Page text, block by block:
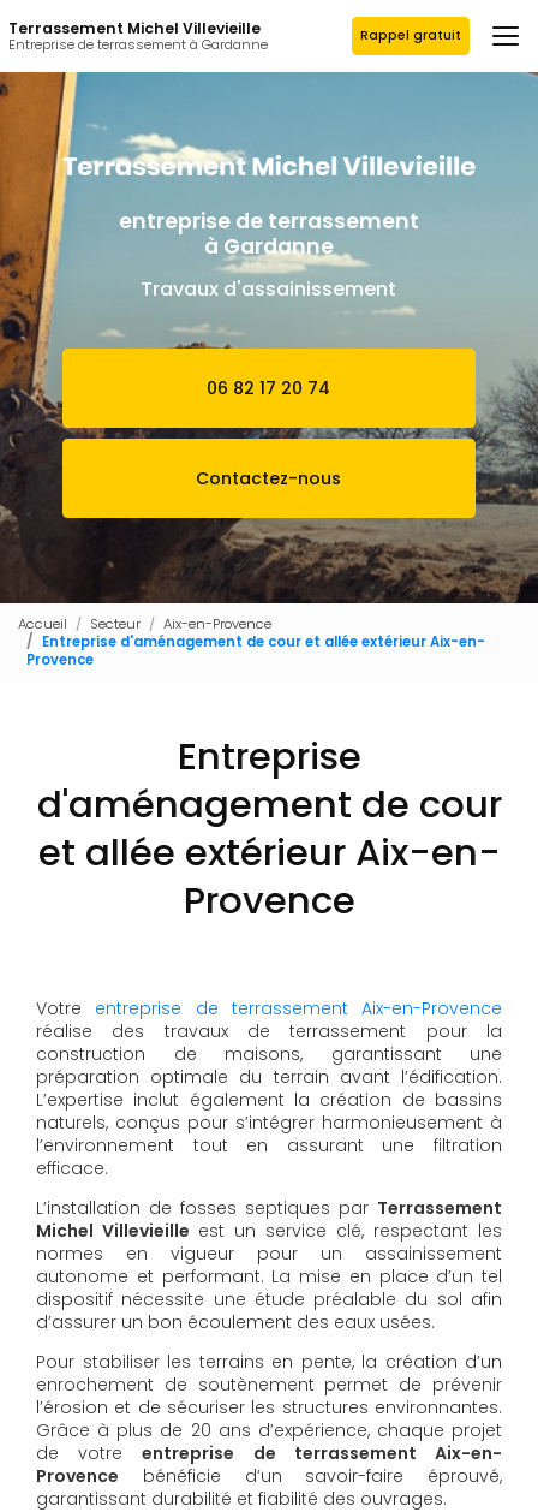
au
contenu
principal
Terrassement Michel Villevieille
Entreprise de terrassement à Gardanne Rappel gratuit
entreprise de terrassement
à Gardanne
Travaux d'assainissement
06 82 17 20 74
Contactez-nous
Accueil Secteur
Aix-en-Provence
Entreprise d'aménagement de cour et allée extérieur Aix-en-
Provence
Entreprise
d'aménagement de cour
et allée extérieur Aix-en-
Provence
Votre entreprise de terrassement Aix-en-Provence
réalise des travaux de terrassement pour la
construction de maisons, garantissant une
préparation optimale du terrain avant l’édification.
L’expertise inclut également la création de bassins
naturels, conçus pour s’intégrer harmonieusement à
l’environnement tout en assurant une filtration
efficace.
L’installation de fosses septiques par Terrassement
Michel Villevieille est un service clé, respectant les
normes en vigueur pour un assainissement
autonome et performant. La mise en place d’un tel
dispositif nécessite une étude préalable du sol afin
d’assurer un bon écoulement des eaux usées.
Pour stabiliser les terrains en pente, la création d’un
enrochement de soutènement permet de prévenir
l’érosion et de sécuriser les structures environnantes.
Grâce à plus de 20 ans d’expérience, chaque projet
de votreentreprise de terrassement Aix-en-
Provence bénéficie d’un savoir-faire éprouvé,
garantissant durabilité et fiabilité des ouvrages.